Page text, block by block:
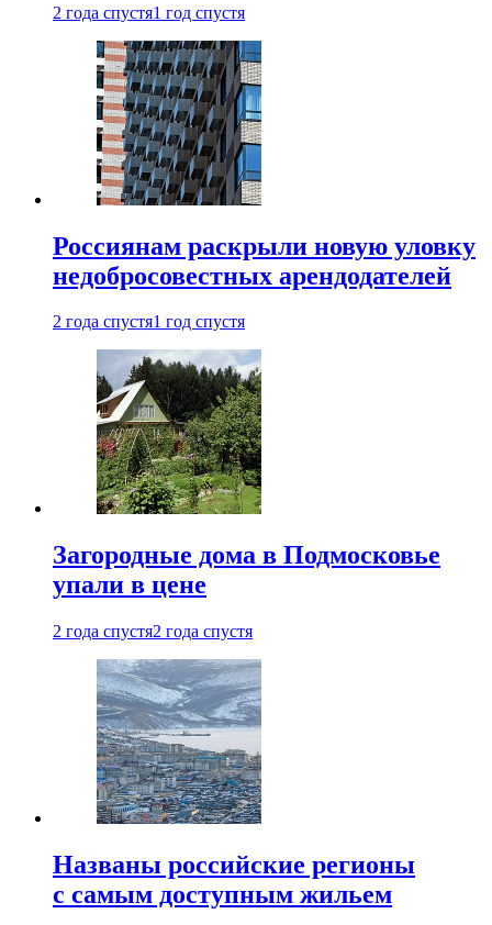
2 года спустя1 год спустя
Россиянам раскрыли новую уловку
недобросовестных арендодателей
2 года спустя1 год спустя
Загородные дома в Подмосковье
упали в цене
2 года спустя2 года спустя
Названы российские регионы
с самым доступным жильем